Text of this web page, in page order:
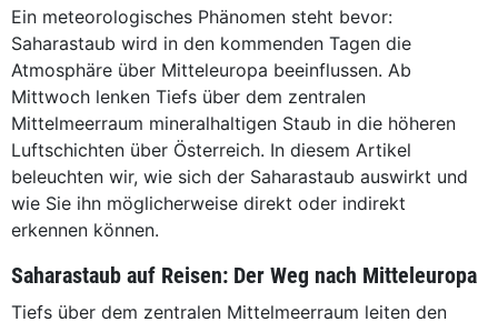
Ein meteorologisches Phänomen steht bevor:
Saharastaub wird in den kommenden Tagen die
Atmosphäre über Mitteleuropa beeinflussen. Ab
Mittwoch lenken Tiefs über dem zentralen
Mittelmeerraum mineralhaltigen Staub in die höheren
Luftschichten über Österreich. In diesem Artikel
beleuchten wir, wie sich der Saharastaub auswirkt und
wie Sie ihn möglicherweise direkt oder indirekt
erkennen können.
Saharastaub auf Reisen: Der Weg nach Mitteleuropa
Tiefs über dem zentralen Mittelmeerraum leiten den